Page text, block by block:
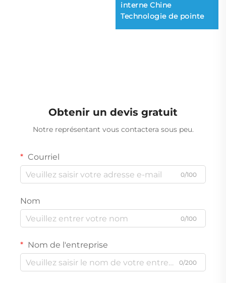
interne Chine
Technologie de pointe
Obtenir un devis gratuit
Notre représentant vous contactera sous peu.
Courriel
0/100
Nom
0/100
Nom de l'entreprise
0/200